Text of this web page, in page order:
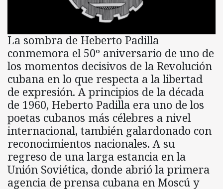
La sombra de Heberto Padilla
conmemora el 50º aniversario de uno de
los momentos decisivos de la Revolución
cubana en lo que respecta a la libertad
de expresión. A principios de la década
de 1960, Heberto Padilla era uno de los
poetas cubanos más célebres a nivel
internacional, también galardonado con
reconocimientos nacionales. A su
regreso de una larga estancia en la
Unión Soviética, donde abrió la primera
agencia de prensa cubana en Moscú y